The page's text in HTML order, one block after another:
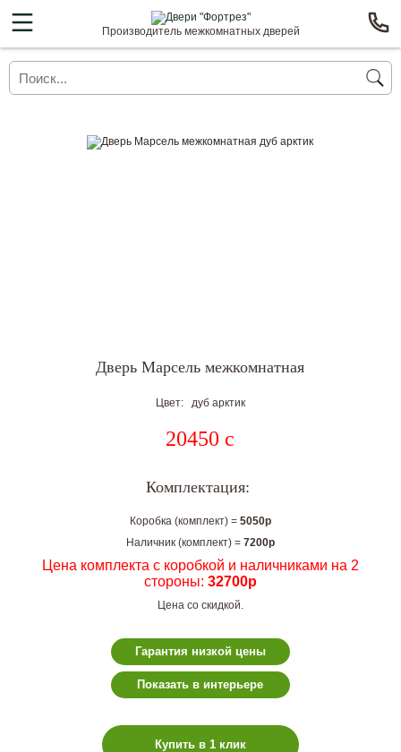
Производитель межкомнатных дверей
Дверь Марсель межкомнатная
Цвет: дуб арктик
20450 c
Комплектация:
Коробка (комплект) = 5050р
Наличник (комплект) = 7200р
Цена комплекта с коробкой и наличниками на 2
стороны: 32700р
Цена со скидкой.
Гарантия низкой цены
Показать в интерьере
Купить в 1 клик